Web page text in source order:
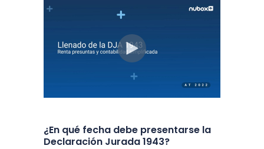
¿En qué fecha debe presentarse la
Declaración Jurada 1943?